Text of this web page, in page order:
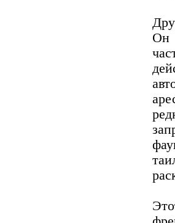
Он